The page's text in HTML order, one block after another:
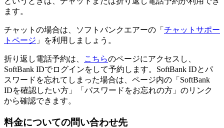
ます。
チャットの場合は、ソフトバンクエアーの「 チャットサポー
トページ 」を利用しましょう。
折り返し電話予約は、 こちらのページにアクセスし、
SoftBank IDでログインをして予約します。SoftBank IDとパ
スワードを忘れてしまった場合は、ページ内の「SoftBank
IDを確認したい方」「パスワードをお忘れの方」のリンク
から確認できます。
料金についての問い合わせ先